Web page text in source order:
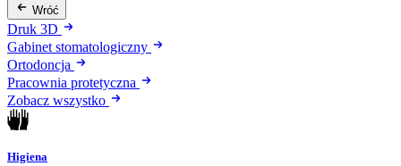
Wróć
Druk 3D
Gabinet stomatologiczny
Ortodoncja
Pracownia protetyczna
Zobacz wszystko
Higiena